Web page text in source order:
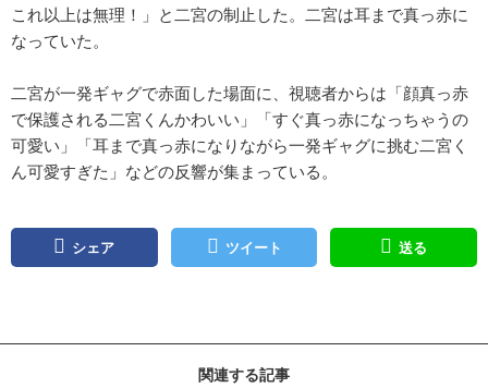
これ以上は無理！」と二宮の制止した。二宮は耳まで真っ赤に
なっていた。
二宮が一発ギャグで赤面した場面に、視聴者からは「顔真っ赤
で保護される二宮くんかわいい」「すぐ真っ赤になっちゃうの
可愛い」「耳まで真っ赤になりながら一発ギャグに挑む二宮く
ん可愛すぎた」などの反響が集まっている。
シェア ツイート 送る
関連する記事